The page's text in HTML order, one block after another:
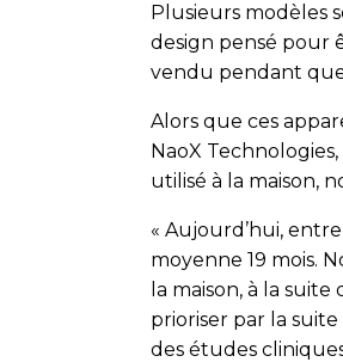
Plusieurs modèles
design pensé pour
vendu pendant
Alors que ces
NaoX
utilisé à la maison,
« Aujourd’hui,
moyenne 19 mois.
la maison, à la
prioriser par la
des études